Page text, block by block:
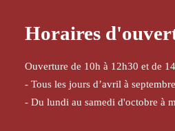
Horaires
Ouverture de 10h à 12h30 et de
- Tous les jours d’avril à septembre
- Du lundi au samedi d'octobre à